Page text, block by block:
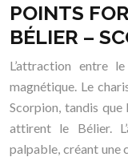
POINTS
BÉLIER –
L’attraction entre
magnétique. Le
Scorpion, tandis
attirent le Bélier.
palpable, créant une